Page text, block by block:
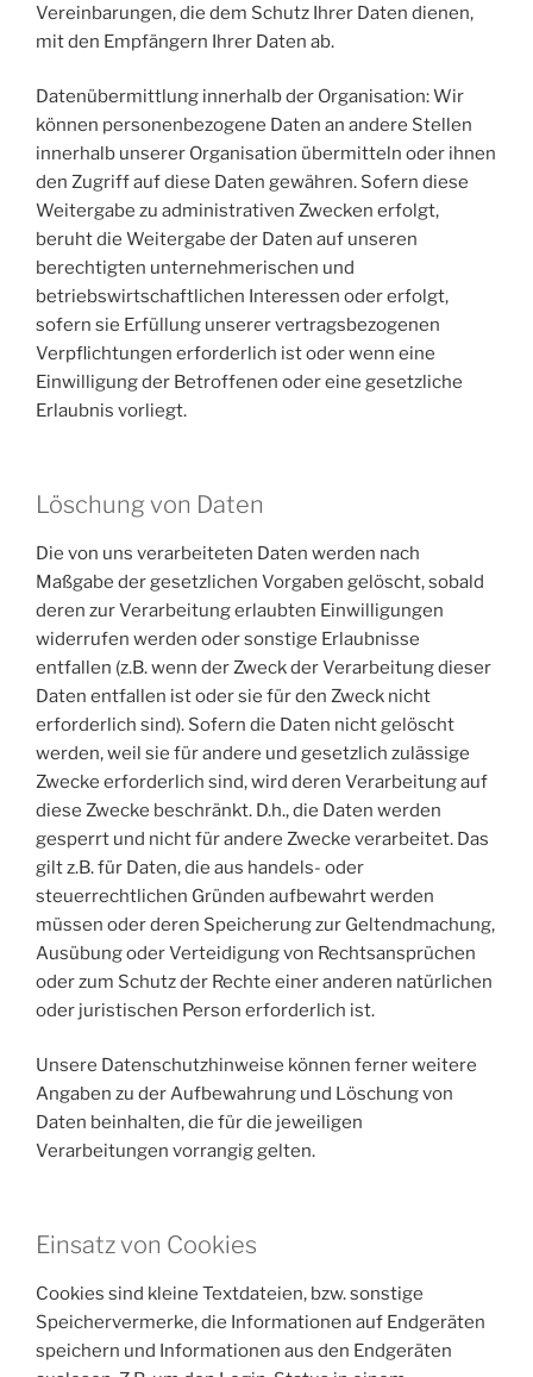
Vereinbarungen, die dem Schutz Ihrer Daten dienen,
mit den Empfängern Ihrer Daten ab.
Datenübermittlung innerhalb der Organisation: Wir
können personenbezogene Daten an andere Stellen
innerhalb unserer Organisation übermitteln oder ihnen
den Zugriff auf diese Daten gewähren. Sofern diese
Weitergabe zu administrativen Zwecken erfolgt,
beruht die Weitergabe der Daten auf unseren
berechtigten unternehmerischen und
betriebswirtschaftlichen Interessen oder erfolgt,
sofern sie Erfüllung unserer vertragsbezogenen
Verpflichtungen erforderlich ist oder wenn eine
Einwilligung der Betroffenen oder eine gesetzliche
Erlaubnis vorliegt.
Löschung von Daten
Die von uns verarbeiteten Daten werden nach
Maßgabe der gesetzlichen Vorgaben gelöscht, sobald
deren zur Verarbeitung erlaubten Einwilligungen
widerrufen werden oder sonstige Erlaubnisse
entfallen (z.B. wenn der Zweck der Verarbeitung dieser
Daten entfallen ist oder sie für den Zweck nicht
erforderlich sind). Sofern die Daten nicht gelöscht
werden, weil sie für andere und gesetzlich zulässige
Zwecke erforderlich sind, wird deren Verarbeitung auf
diese Zwecke beschränkt. D.h., die Daten werden
gesperrt und nicht für andere Zwecke verarbeitet. Das
gilt z.B. für Daten, die aus handels- oder
steuerrechtlichen Gründen aufbewahrt werden
müssen oder deren Speicherung zur Geltendmachung,
Ausübung oder Verteidigung von Rechtsansprüchen
oder zum Schutz der Rechte einer anderen natürlichen
oder juristischen Person erforderlich ist.
Unsere Datenschutzhinweise können ferner weitere
Angaben zu der Aufbewahrung und Löschung von
Daten beinhalten, die für die jeweiligen
Verarbeitungen vorrangig gelten.
Einsatz von Cookies
Cookies sind kleine Textdateien, bzw. sonstige
Speichervermerke, die Informationen auf Endgeräten
speichern und Informationen aus den Endgeräten